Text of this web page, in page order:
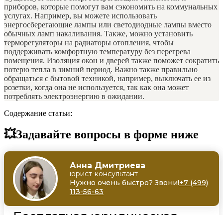
приборов, которые помогут вам сэкономить на коммунальных
услугах. Например, вы можете использовать
энергосберегающие лампы или светодиодные лампы вместо
обычных ламп накаливания. Также, можно установить
терморегуляторы на радиаторы отопления, чтобы
поддерживать комфортную температуру без перегрева
помещения. Изоляция окон и дверей также поможет сократить
потерю тепла в зимний период. Важно также правильно
обращаться с бытовой техникой, например, выключать ее из
розетки, когда она не используется, так как она может
потреблять электроэнергию в ожидании.
Содержание статьи:
💥Задавайте вопросы в форме ниже